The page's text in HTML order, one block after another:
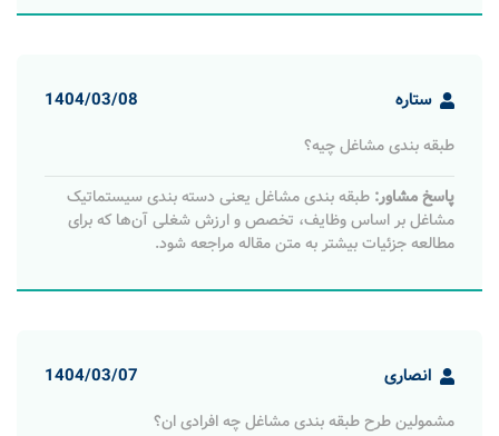
ستاره 1404/03/08
طبقه بندی مشاغل چیه؟
پاسخ مشاور: طبقه‌ بندی مشاغل یعنی دسته‌ بندی سیستماتیک
مشاغل بر اساس وظایف، تخصص و ارزش شغلی آن‌ها که برای
مطالعه جزئیات بیشتر به متن مقاله مراجعه شود.
انصاری 1404/03/07
مشمولین طرح طبقه‌ بندی مشاغل چه افرادی ان؟